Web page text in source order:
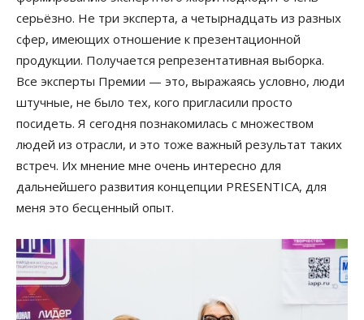
серьёзно. Не три эксперта, а четырнадцать из разных
сфер, имеющих отношение к презентационной
продукции. Получается репрезентативная выборка.
Все эксперты Премии — это, выражаясь условно, люди
штучные, не было тех, кого пригласили просто
посидеть. Я сегодня познакомилась с множеством
людей из отрасли, и это тоже важный результат таких
встреч. Их мнение мне очень интересно для
дальнейшего развития концепции PRESENTICA, для
меня это бесценный опыт.